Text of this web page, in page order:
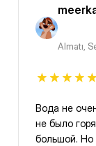
Almatı,
Вода не
не было
большой. Но